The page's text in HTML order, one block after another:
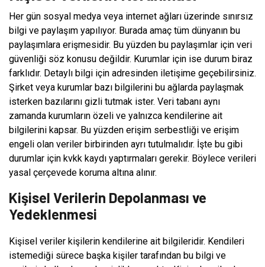
Her gün sosyal medya veya internet ağları üzerinde sınırsız
bilgi ve paylaşım yapılıyor. Burada amaç tüm dünyanın bu
paylaşımlara erişmesidir. Bu yüzden bu paylaşımlar için veri
güvenliği söz konusu değildir. Kurumlar için ise durum biraz
farklıdır. Detaylı bilgi için adresinden iletişime geçebilirsiniz.
Şirket veya kurumlar bazı bilgilerini bu ağlarda paylaşmak
isterken bazılarını gizli tutmak ister. Veri tabanı aynı
zamanda kurumların özeli ve yalnızca kendilerine ait
bilgilerini kapsar. Bu yüzden erişim serbestliği ve erişim
engeli olan veriler birbirinden ayrı tutulmalıdır. İşte bu gibi
durumlar için kvkk kaydı yaptırmaları gerekir. Böylece verileri
yasal çerçevede koruma altına alınır.
Kişisel Verilerin Depolanması ve
Yedeklenmesi
Kişisel veriler kişilerin kendilerine ait bilgileridir. Kendileri
istemediği sürece başka kişiler tarafından bu bilgi ve